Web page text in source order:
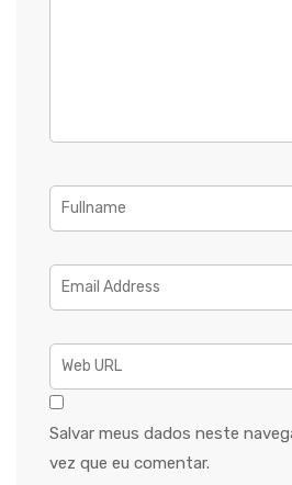
Salvar meus dados neste
vez que eu comentar.